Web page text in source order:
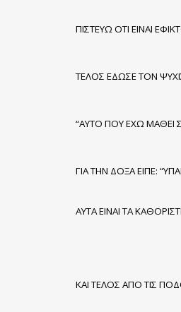
ΠΙΣΤΕΥΩ ΟΤΙ ΕΙΝΑΙ
ΤΕΛΟΣ ΕΔΩΣΕ ΤΟΝ
“ΑΥΤΟ ΠΟΥ ΕΧΩ ΜΑΘΕΙ
ΓΙΑ ΤΗΝ ΔΟΞΑ ΕΙΠΕ:
ΑΥΤΑ ΕΙΝΑΙ ΤΑ
ΚΑΙ ΤΕΛΟΣ ΑΠΟ ΤΙΣ